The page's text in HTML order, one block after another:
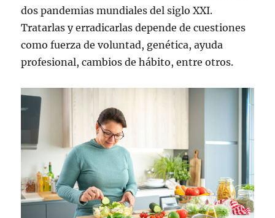
dos pandemias mundiales del siglo XXI.
Tratarlas y erradicarlas depende de cuestiones
como fuerza de voluntad, genética, ayuda
profesional, cambios de hábito, entre otros.